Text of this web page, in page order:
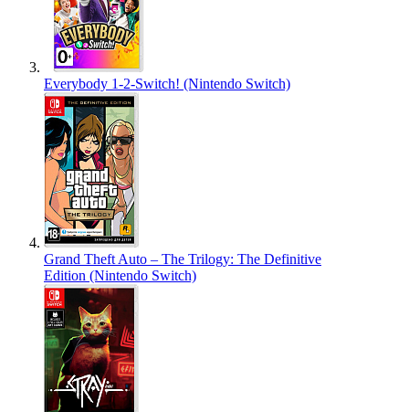
Everybody 1-2-Switch! (Nintendo Switch)
Grand Theft Auto – The Trilogy: The Definitive
Edition (Nintendo Switch)